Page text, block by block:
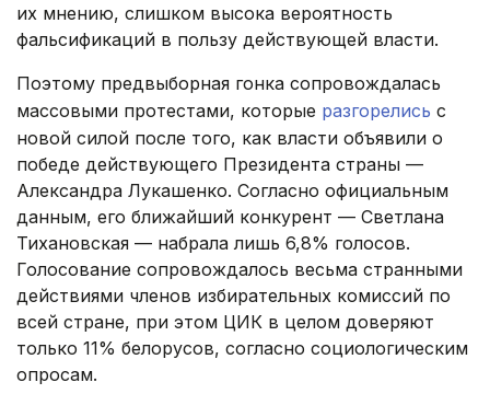
их мнению, слишком высока вероятность
фальсификаций в пользу действующей власти.
Поэтому предвыборная гонка сопровождалась
массовыми протестами, которые разгорелись с
новой силой после того, как власти объявили о
победе действующего Президента страны —
Александра Лукашенко. Согласно официальным
данным, его ближайший конкурент — Светлана
Тихановская — набрала лишь 6,8% голосов.
Голосование сопровождалось весьма странными
действиями членов избирательных комиссий по
всей стране, при этом ЦИК в целом доверяют
только 11% белорусов, согласно социологическим
опросам.